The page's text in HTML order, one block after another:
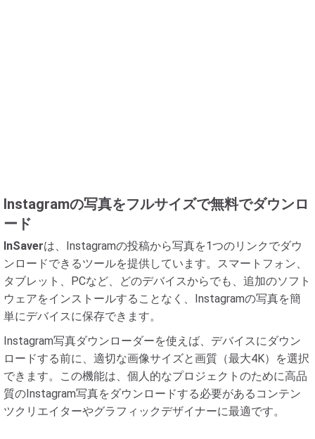
Instagramの写真をフルサイズで無料でダウンロ
ード
InSaverは、Instagramの投稿から写真を1つのリンクでダウ
ンロードできるツールを提供しています。スマートフォン、
タブレット、PCなど、どのデバイスからでも、追加のソフト
ウェアをインストールすることなく、Instagramの写真を簡
単にデバイスに保存できます。
Instagram写真ダウンローダーを使えば、デバイスにダウン
ロードする前に、適切な画像サイズと画質（最大4K）を選択
できます。この機能は、個人的なプロジェクトのために高品
質のInstagram写真をダウンロードする必要があるコンテン
ツクリエイターやグラフィックデザイナーに最適です。